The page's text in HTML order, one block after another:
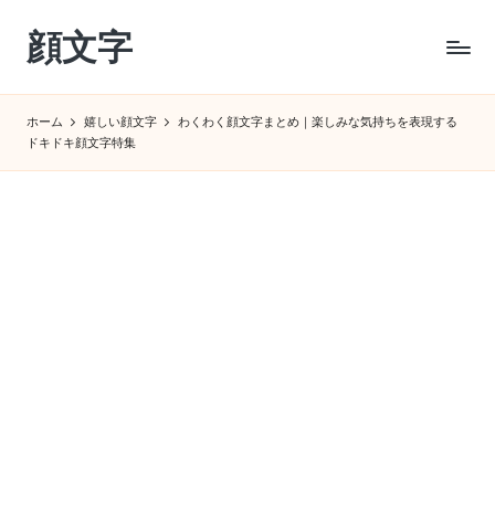
Skip
content
顔文字
ペ
ホーム 嬉しい顔文字
わくわく顔文字まとめ｜楽しみな気持ちを表現する
ドキドキ顔文字特集